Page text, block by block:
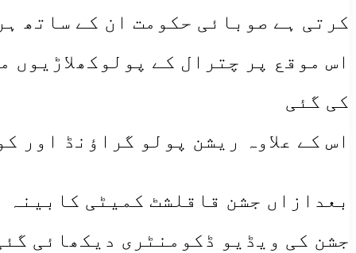
کرتی ہے صوبائی حکومت ان کے ساتھ
اس موقع پر چترال کے
کی گئی
اس کے علاوہ ریشن پولو گراؤنڈ اور
بعدازاں جشن قاقلشٹ کمیٹی کابینہ
جشن کی ویڈیو ڈکومنٹری دیکھائی